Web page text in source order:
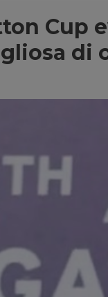
Cup
di